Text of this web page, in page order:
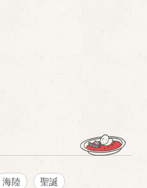
海陸 聖誕